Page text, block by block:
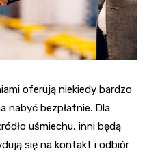
oferują niekiedy bardzo
nabyć bezpłatnie. Dla
uśmiechu, inni będą
się na kontakt i odbiór